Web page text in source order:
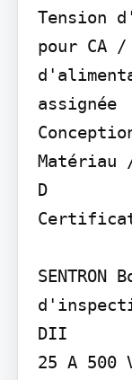
Tension
pour CA
assignée
Matériau
D
SENTRON
DII
25 A 500